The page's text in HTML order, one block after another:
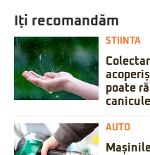
Iți recomandăm
STIINTA
poate
AUTO